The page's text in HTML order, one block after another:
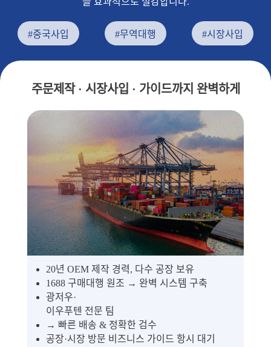
#중국사입 #무역대행 #시장사입
주문제작 · 시장사입 · 가이드까지 완벽하게
20년 OEM 제작 경력, 다수 공장 보유
1688 구매대행 원조 → 완벽 시스템 구축
광저우·
이우푸텐 전문 팀
→ 빠른 배송 & 정확한 검수
공장·시장 방문 비즈니스 가이드 항시 대기